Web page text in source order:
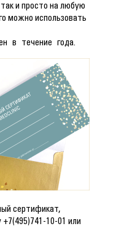
и просто на любую
можно использовать
в течение года.
сертификат,
10-01 или